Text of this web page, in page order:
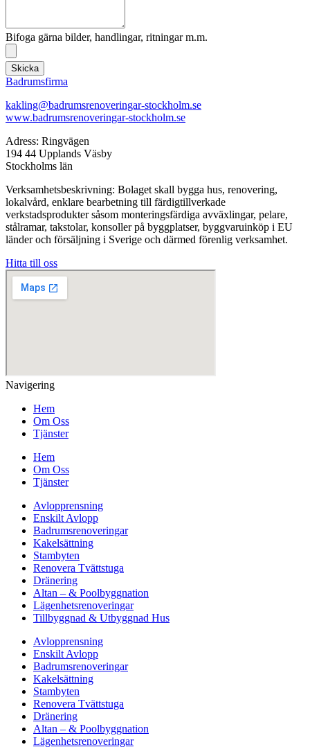
Bifoga gärna bilder, handlingar, ritningar m.m.
Skicka
Badrumsfirma
kakling@badrumsrenoveringar-stockholm.se
www.badrumsrenoveringar-stockholm.se
Adress: Ringvägen
194 44 Upplands Väsby
Stockholms län
Verksamhetsbeskrivning: Bolaget skall bygga hus, renovering,
lokalvård, enklare bearbetning till färdigtillverkade
verkstadsprodukter såsom monteringsfärdiga avväxlingar, pelare,
stålramar, takstolar, konsoller på byggplatser, byggvaruinköp i EU
länder och försäljning i Sverige och därmed förenlig verksamhet.
Hitta till oss
Navigering
Hem
Om Oss
Tjänster
Hem
Om Oss
Tjänster
Avlopprensning
Enskilt Avlopp
Badrumsrenoveringar
Kakelsättning
Stambyten
Renovera Tvättstuga
Dränering
Altan – & Poolbyggnation
Lägenhetsrenoveringar
Tillbyggnad & Utbyggnad Hus
Avlopprensning
Enskilt Avlopp
Badrumsrenoveringar
Kakelsättning
Stambyten
Renovera Tvättstuga
Dränering
Altan – & Poolbyggnation
Lägenhetsrenoveringar